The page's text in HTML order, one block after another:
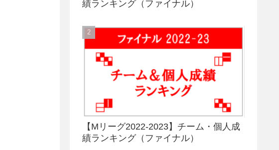
績ランキング（ファイナル）
【Mリーグ2022-2023】チーム・個人成
績ランキング（ファイナル）